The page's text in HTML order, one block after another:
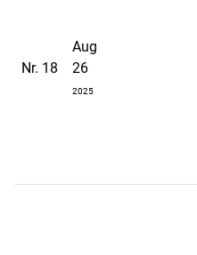
Nr. 18
Aug
26
2025